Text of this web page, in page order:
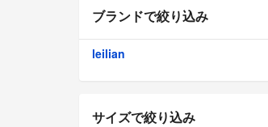
ブランドで絞り込み
leilian
サイズで絞り込み